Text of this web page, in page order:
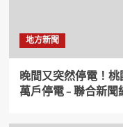
地方新聞
晚間又突然停電！
萬戶停電 – 聯合新聞